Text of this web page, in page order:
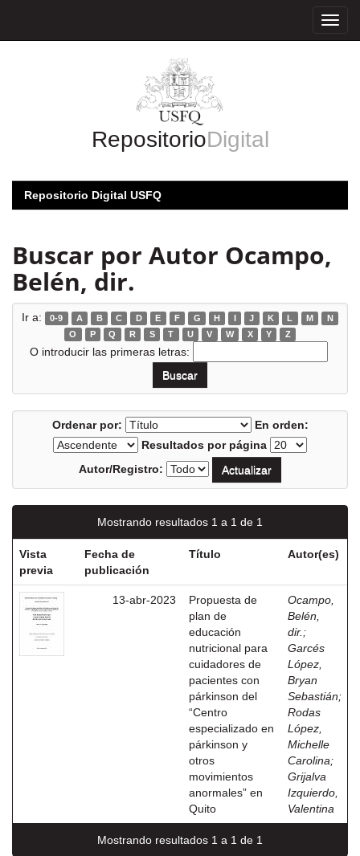
RepositorioDigital
Repositorio Digital USFQ
Buscar por Autor Ocampo,
Belén, dir.
Ir a: 0-9 A B C D E F G H I J K L M
N
O
P Q R S T U V W X Y Z
O introducir las primeras letras:
Ordenar por:
En orden:
Resultados por página
Autor/Registro:
Mostrando resultados 1 a 1 de 1
Vista
previa
Fecha de
publicación
Título Autor(es)
13-abr-2023
Propuesta de
plan de
educación
nutricional para
cuidadores de
pacientes con
párkinson del
“Centro
especializado en
párkinson y
otros
movimientos
anormales” en
Quito
Ocampo,
Belén,
dir. ;
Garcés
López,
Bryan
Sebastián;
Rodas
López,
Michelle
Carolina;
Grijalva
Izquierdo,
Valentina
Mostrando resultados 1 a 1 de 1